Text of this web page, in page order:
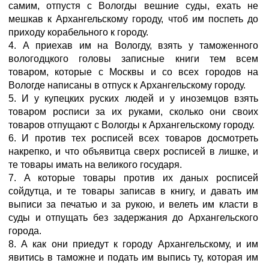
самим, отпустя с Вологды вешние суды, ехать не
мешкав к Архангельскому городу, чтоб им поспеть до
приходу корабельного к городу.
4. А приехав им на Вологду, взять у таможенного
вологодцкого головы записные книги тем всем
товаром, которые с Москвы и со всех городов на
Вологде написаны в отпуск к Архангельскому городу.
5. И у купецких руских людей и у иноземцов взять
товаром росписи за их руками, сколько они своих
товаров отпущают с Вологды к Архангельскому городу.
6. И против тех росписей всех товаров досмотреть
накрепко, и что объявитца сверх росписей в лишке, и
те товары имать на великого государя.
7. А которые товары против их даных росписей
сойдутца, и те товары записав в книгу, и давать им
выписи за печатью и за рукою, и велеть им класти в
суды и отпущать без задержания до Архангельского
города.
8. А как они приедут к городу Архангельскому, и им
явитись в таможне и подать им выпись ту, которая им